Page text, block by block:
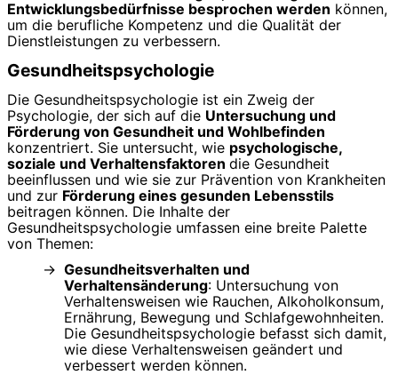
Entwicklungsbedürfnisse besprochen werden können,
um die berufliche Kompetenz und die Qualität der
Dienstleistungen zu verbessern.
Gesundheitspsychologie
Die Gesundheitspsychologie ist ein Zweig der
Psychologie, der sich auf die Untersuchung und
Förderung von Gesundheit und Wohlbefinden
konzentriert. Sie untersucht, wie psychologische,
soziale und Verhaltensfaktoren die Gesundheit
beeinflussen und wie sie zur Prävention von Krankheiten
und zur Förderung eines gesunden Lebensstils
beitragen können. Die Inhalte der
Gesundheitspsychologie umfassen eine breite Palette
von Themen:
Gesundheitsverhalten und
Verhaltensänderung: Untersuchung von
Verhaltensweisen wie Rauchen, Alkoholkonsum,
Ernährung, Bewegung und Schlafgewohnheiten.
Die Gesundheitspsychologie befasst sich damit,
wie diese Verhaltensweisen geändert und
verbessert werden können.